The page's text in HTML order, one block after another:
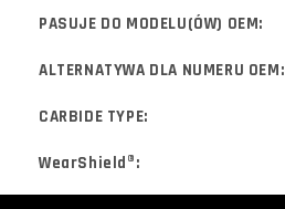
PASUJE DO MODELU(ÓW) OEM:
ALTERNATYWA DLA NUMERU OEM:
CARBIDE TYPE:
WearShield®: